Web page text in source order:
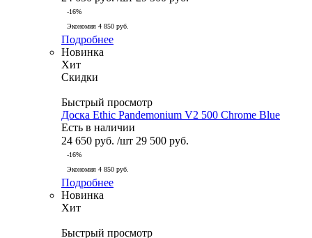
-16%
Экономия 4 850 руб.
Подробнее
Новинка
Хит
Скидки
Быстрый просмотр
Доска Ethic Pandemonium V2 500 Chrome Blue
Есть в наличии
24 650 руб. /шт 29 500 руб.
-16%
Экономия 4 850 руб.
Подробнее
Новинка
Хит
Быстрый просмотр